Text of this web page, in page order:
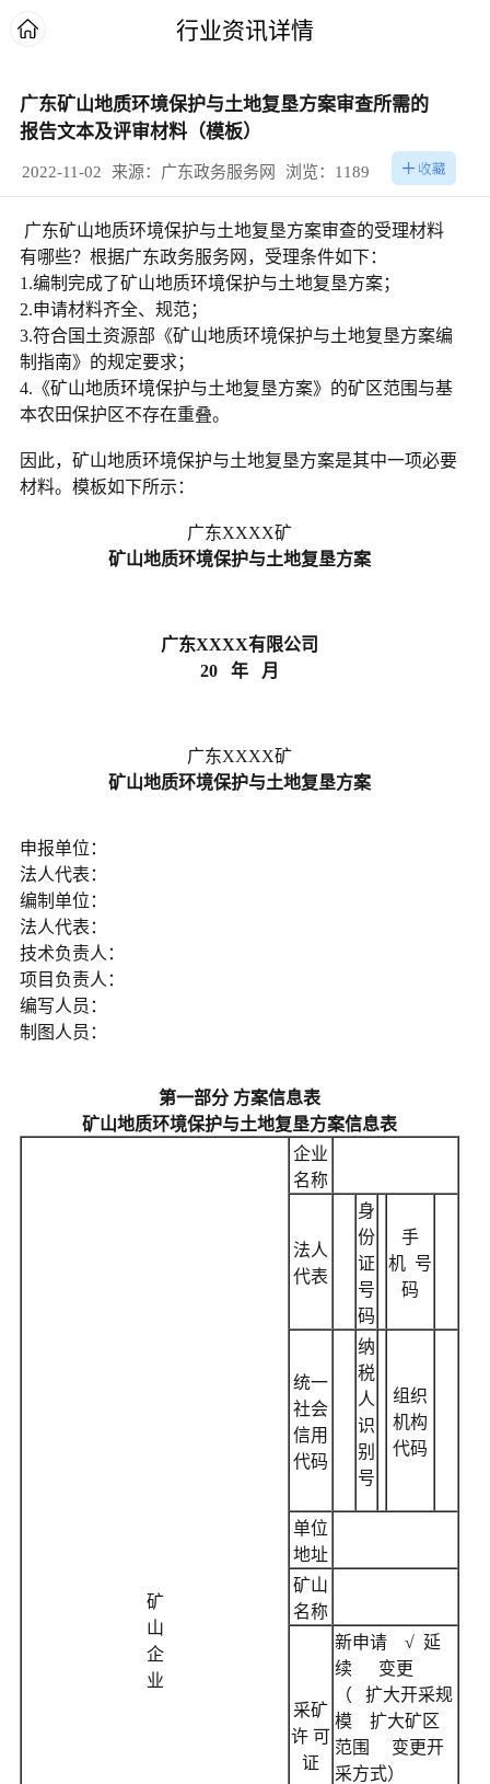
行业资讯详情
广东矿山地质环境保护与土地复垦方案审查所需的
报告文本及评审材料（模板）
2022-11-02 来源：广东政务服务网 浏览：1189
广东矿山地质环境保护与土地复垦方案审查的受理材料
有哪些？根据广东政务服务网，受理条件如下：
1.编制完成了矿山地质环境保护与土地复垦方案；
2.申请材料齐全、规范；
3.符合国土资源部《矿山地质环境保护与土地复垦方案编
制指南》的规定要求；
4.《矿山地质环境保护与土地复垦方案》的矿区范围与基
本农田保护区不存在重叠。
因此，矿山地质环境保护与土地复垦方案是其中一项必要
材料。模板如下所示：
广东XXXX矿
矿山地质环境保护与土地复垦方案
广东XXXX有限公司
20
年 月
广东XXXX矿
矿山地质环境保护与土地复垦方案
申报单位：
法人代表：
编制单位：
法人代表：
技术负责人：
项目负责人：
编写人员：
制图人员：
第一部分 方案信息表
矿山地质环境保护与土地复垦方案信息表
矿
山
企
业
企业
名称
法人
代表
身
份
证
号
码
手
机 号
码
统一
社会
信用
代码
纳
税
人
识
别
号
组织
机构
代码
单位
地址
矿山
名称
采矿
许 可
证
新申请 √ 延
续 变更
（ 扩大开采规
模 扩大矿区
范围 变更开
采方式）